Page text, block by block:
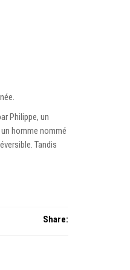
Philippe, un
homme nommé
Tandis
Share: